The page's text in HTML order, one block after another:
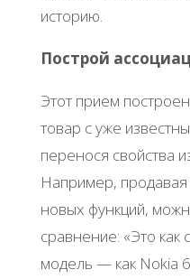
историю.
Построй
Этот прием
товар с уже
перенося свойства
Например,
новых функций,
сравнение: «Это
модель — как Nokia